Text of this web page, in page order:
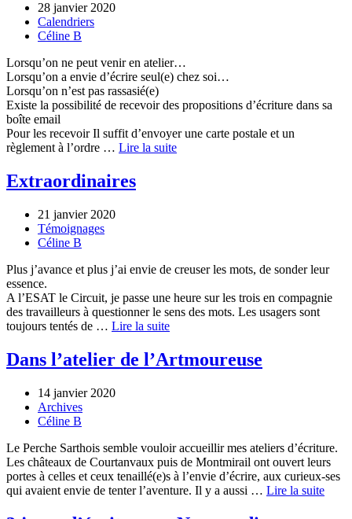
28 janvier 2020
Calendriers
Céline B
Lorsqu’on ne peut venir en atelier…
Lorsqu’on a envie d’écrire seul(e) chez soi…
Lorsqu’on n’est pas rassasié(e)
Existe la possibilité de recevoir des propositions d’écriture dans sa
boîte email
Pour les recevoir Il suffit d’envoyer une carte postale et un
règlement à l’ordre … Lire la suite
Extraordinaires
21 janvier 2020
Témoignages
Céline B
Plus j’avance et plus j’ai envie de creuser les mots, de sonder leur
essence.
A l’ESAT le Circuit, je passe une heure sur les trois en compagnie
des travailleurs à questionner le sens des mots. Les usagers sont
toujours tentés de … Lire la suite
Dans l’atelier de l’Artmoureuse
14 janvier 2020
Archives
Céline B
Le Perche Sarthois semble vouloir accueillir mes ateliers d’écriture.
Les châteaux de Courtanvaux puis de Montmirail ont ouvert leurs
portes à celles et ceux tenaillé(e)s à l’envie d’écrire, aux curieux-ses
qui avaient envie de tenter l’aventure. Il y a aussi … Lire la suite